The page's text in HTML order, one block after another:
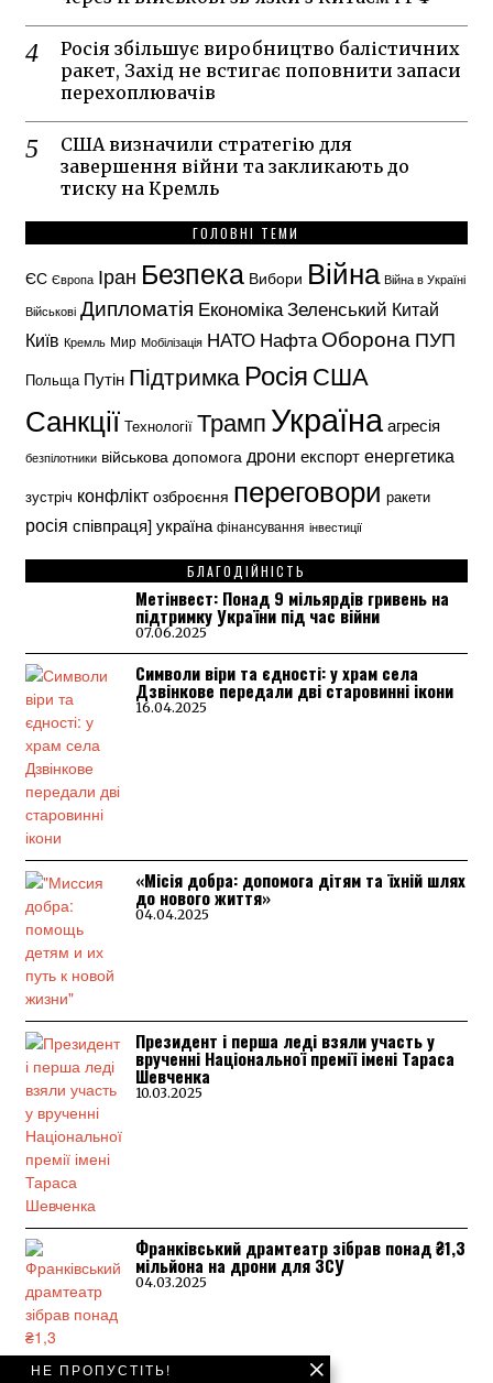
Росія збільшує виробництво балістичних
ракет, Захід не встигає поповнити запаси
перехоплювачів
США визначили стратегію для
завершення війни та закликають до
тиску на Кремль
ГОЛОВНІ ТЕМИ
ЄС Європа Іран Безпека Вибори Війна Війна в Україні
Військові Дипломатія ЕкономікаЗеленський Китай
Київ Кремль Мир Мобілізація НАТО НафтаОборона ПУП
Польща Путін Підтримка РосіяСША
Санкції Технології ТрампУкраїнаагресія
безпілотники військова допомога дрони експорт енергетика
зустріч конфлікт озброєння переговори ракети
росія співпраця] україна фінансування інвестиції
БЛАГОДІЙНІСТЬ
Метінвест: Понад 9 мільярдів гривень на
підтримку України під час війни
07.06.2025
Символи віри та єдності: у храм села
Дзвінкове передали дві старовинні ікони
16.04.2025
«Місія добра: допомога дітям та їхній шлях
до нового життя»
04.04.2025
Президент і перша леді взяли участь у
врученні Національної премії імені Тараса
Шевченка
10.03.2025
Франківський драмтеатр зібрав понад ₴1,3
мільйона на дрони для ЗСУ
04.03.2025
НЕ ПРОПУСТІТЬ!